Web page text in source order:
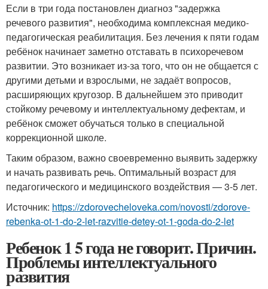
Если в три года постановлен диагноз "задержка
речевого развития", необходима комплексная медико-
педагогическая реабилитация. Без лечения к пяти годам
ребёнок начинает заметно отставать в психоречевом
развитии. Это возникает из-за того, что он не общается с
другими детьми и взрослыми, не задаёт вопросов,
расширяющих кругозор. В дальнейшем это приводит
стойкому речевому и интеллектуальному дефектам, и
ребёнок сможет обучаться только в специальной
коррекционной школе.
Таким образом, важно своевременно выявить задержку
и начать развивать речь. Оптимальный возраст для
педагогического и медицинского воздействия — 3-5 лет.
Источник: https://zdorovecheloveka.com/novosti/zdorove-
rebenka-ot-1-do-2-let-razvitie-detey-ot-1-goda-do-2-let
Ребенок 1 5 года не говорит. Причин.
Проблемы интеллектуального
развития